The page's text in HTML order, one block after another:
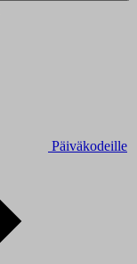
Päiväkodeille